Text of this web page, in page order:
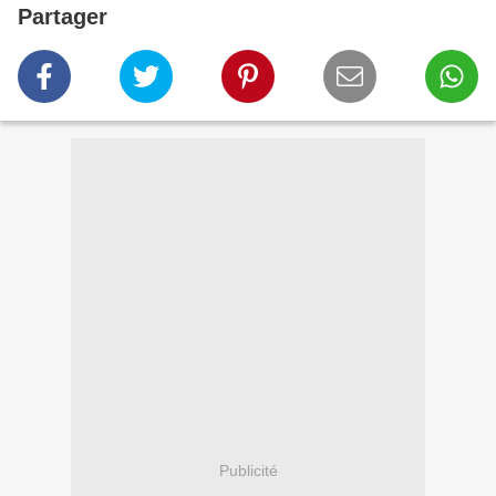
Partager
Publicité